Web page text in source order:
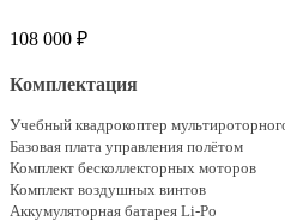
108 000 ₽
Комплектация
Учебный квадрокоптер
Базовая плата управления полётом
Комплект бесколлекторных моторов
Комплект воздушных винтов
Аккумуляторная батарея Li-Po